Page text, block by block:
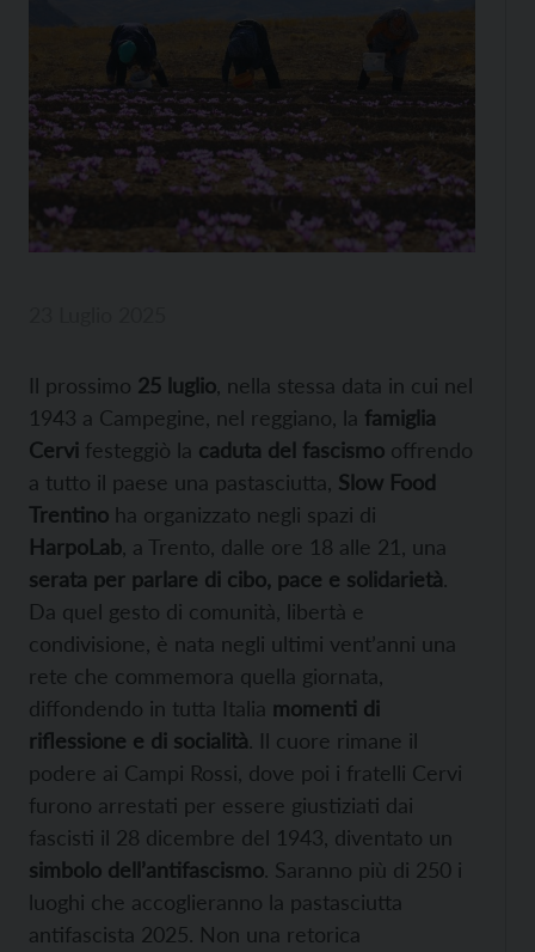
Il prossimo 25 luglio , nella stessa data in cui nel
1943 a Campegine, nel reggiano, la famiglia
Cervi festeggiò la caduta del fascismo offrendo
a tutto il paese una pastasciutta, Slow Food
Trentino ha organizzato negli spazi di
HarpoLab , a Trento, dalle ore 18 alle 21, una
serata per parlare di cibo, pace e solidarietà.
Da quel gesto di comunità, libertà e
condivisione, è nata negli ultimi vent’anni una
rete che commemora quella giornata,
diffondendo in tutta Italia momenti di
riflessione e di socialità. Il cuore rimane il
podere ai Campi Rossi, dove poi i fratelli Cervi
furono arrestati per essere giustiziati dai
fascisti il 28 dicembre del 1943, diventato un
simbolo dell’antifascismo. Saranno più di 250 i
luoghi che accoglieranno la pastasciutta
antifascista 2025. Non una retorica